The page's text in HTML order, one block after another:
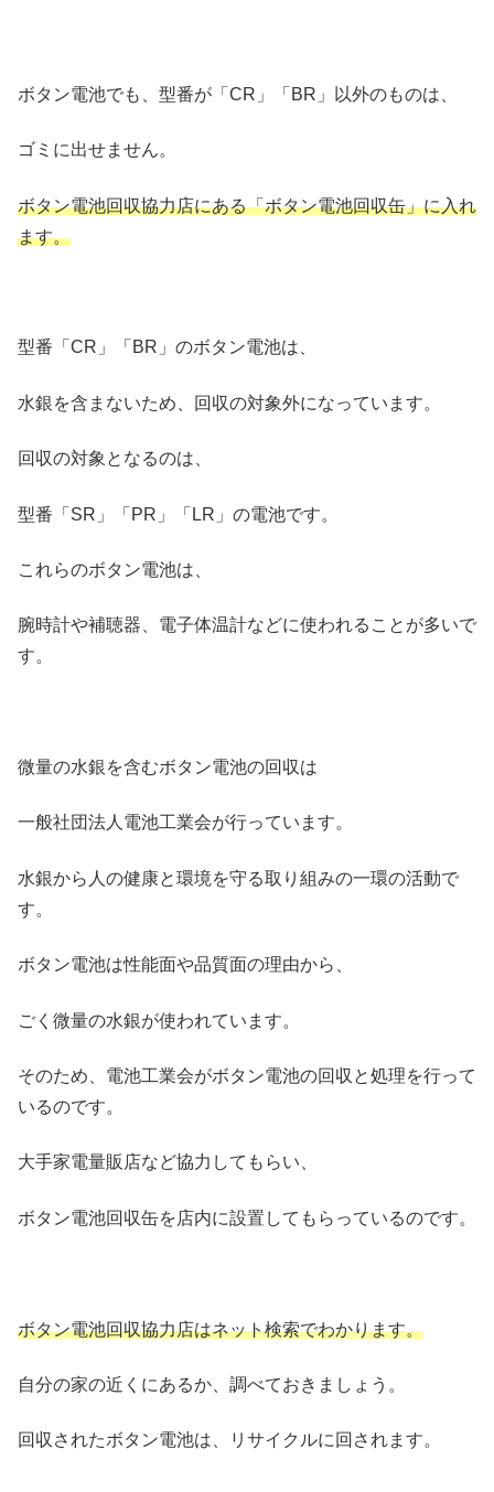
ボタン電池でも、型番が「CR」「BR」以外のものは、
ゴミに出せません。
ボタン電池回収協力店にある「ボタン電池回収缶」に入れ
ます。
型番「CR」「BR」のボタン電池は、
水銀を含まないため、回収の対象外になっています。
回収の対象となるのは、
型番「SR」「PR」「LR」の電池です。
これらのボタン電池は、
腕時計や補聴器、電子体温計などに使われることが多いで
す。
微量の水銀を含むボタン電池の回収は
一般社団法人電池工業会が行っています。
水銀から人の健康と環境を守る取り組みの一環の活動で
す。
ボタン電池は性能面や品質面の理由から、
ごく微量の水銀が使われています。
そのため、電池工業会がボタン電池の回収と処理を行って
いるのです。
大手家電量販店など協力してもらい、
ボタン電池回収缶を店内に設置してもらっているのです。
ボタン電池回収協力店はネット検索でわかります。
自分の家の近くにあるか、調べておきましょう。
回収されたボタン電池は、リサイクルに回されます。